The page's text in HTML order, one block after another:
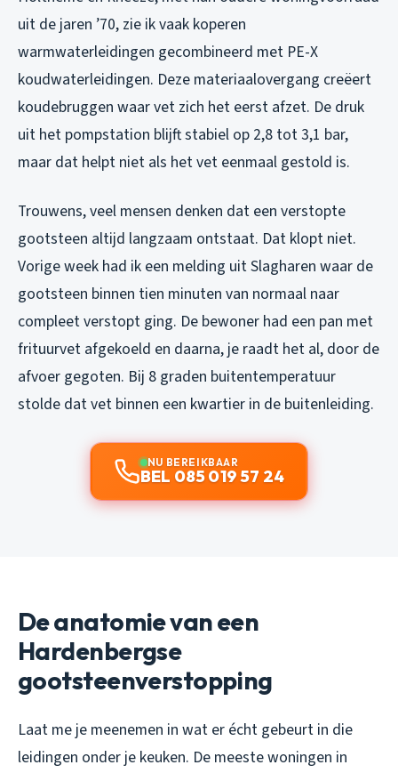
uit de jaren ’70, zie ik vaak koperen
warmwaterleidingen gecombineerd met PE-X
koudwaterleidingen. Deze materiaalovergang creëert
koudebruggen waar vet zich het eerst afzet. De druk
uit het pompstation blijft stabiel op 2,8 tot 3,1 bar,
maar dat helpt niet als het vet eenmaal gestold is.
Trouwens, veel mensen denken dat een verstopte
gootsteen altijd langzaam ontstaat. Dat klopt niet.
Vorige week had ik een melding uit Slagharen waar de
gootsteen binnen tien minuten van normaal naar
compleet verstopt ging. De bewoner had een pan met
frituurvet afgekoeld en daarna, je raadt het al, door de
afvoer gegoten. Bij 8 graden buitentemperatuur
stolde dat vet binnen een kwartier in de buitenleiding.
NU BEREIKBAAR
BEL 085 019 57 24
De anatomie van een
Hardenbergse
gootsteenverstopping
Laat me je meenemen in wat er écht gebeurt in die
leidingen onder je keuken. De meeste woningen in